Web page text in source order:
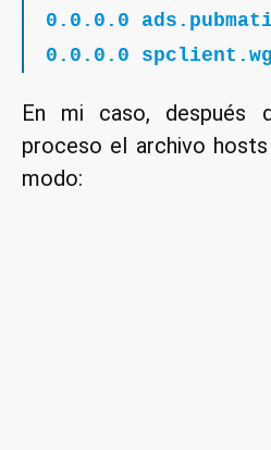
0.0.0.0
0.0.0.0
En mi caso, después
proceso el archivo
modo: